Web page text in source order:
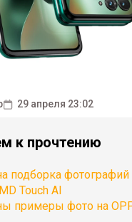
29 апреля 23:02
к прочтению
подборка фотографий
Touch AI
примеры фото на